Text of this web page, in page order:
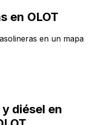
en OLOT
en un mapa
diésel en